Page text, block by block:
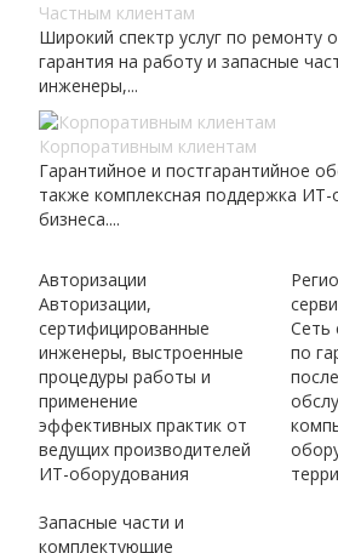
Частным клиентам
Широкий спектр услуг по ремонту
гарантия на работу и запасные
инженеры,...
Корпоративным клиентам
Гарантийное и постгарантийное
также комплексная поддержка ИТ-
бизнеса....
Авторизации
Авторизации,
сертифицированные
инженеры, выстроенные
процедуры работы и
применение
эффективных практик от
ведущих производителей
ИТ-оборудования
Сеть
по
Запасные части и
комплектующие